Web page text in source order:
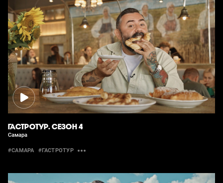
ГАСТРОТУР. СЕЗОН 4
Самара
#САМАРА #ГАСТРОТУР